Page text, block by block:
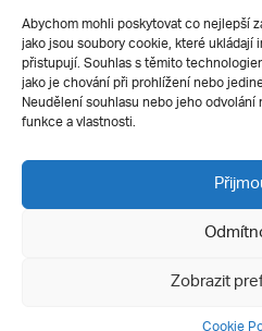
Abychom mohli poskytovat co nejlepší
jako jsou soubory cookie, které
přistupují. Souhlas s těmito
jako je chování při prohlížení nebo
Neudělení souhlasu nebo jeho
funkce a vlastnosti.
Zobrazit
Silverius
Pro
E-
Ochrana soukromí
Všechna práva vyhrazena